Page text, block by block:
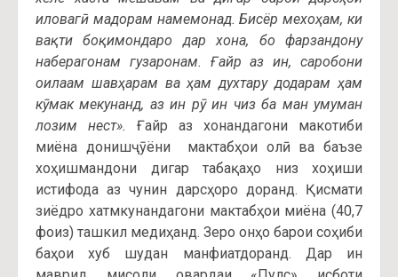
иловагӣ мадорам намемонад. Бисёр мехоҳам, ки
вақти боқимондаро дар хона, бо фарзандону
наберагонам гузаронам. Ғайр аз ин, саробони
оилаам шавҳарам ва ҳам духтару додарам ҳам
кӯмак мекунанд, аз ин рӯ ин чиз ба ман умуман
лозим нест».
Ғайр аз хонандагони макотиби
миёна донишҷӯёни мактабҳои олӣ ва баъзе
хоҳишмандони дигар табақаҳо низ хоҳиши
истифода аз чунин дарсҳоро доранд. Қисмати
зиёдро хатмкунандагони мактабҳои миёна (40,7
фоиз) ташкил медиҳанд. Зеро онҳо барои соҳиби
баҳои хуб шудан манфиатдоранд. Дар ин